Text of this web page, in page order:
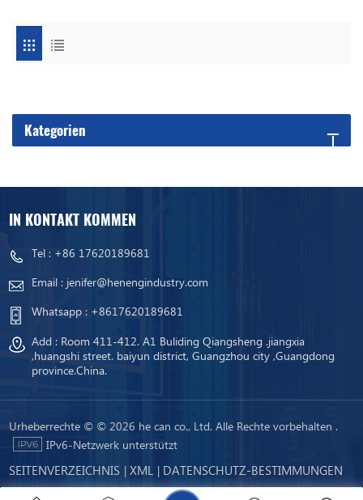
Kategorien
IN KONTAKT KOMMEN
Tel : +86 17620189681
Email : jenifer@henengindustry.com
Whatsapp : +8617620189681
Add : Room 411-412. A1 Buliding Qiangsheng .jiangxia
,huangshi street. baiyun district, Guangzhou city ,Guangdong
province.China.
Urheberrechte © © 2026 he can co., Ltd. Alle Rechte vorbehalten .
IPv6-Netzwerk unterstützt
SEITENVERZEICHNIS | XML | DATENSCHUTZ-BESTIMMUNGEN